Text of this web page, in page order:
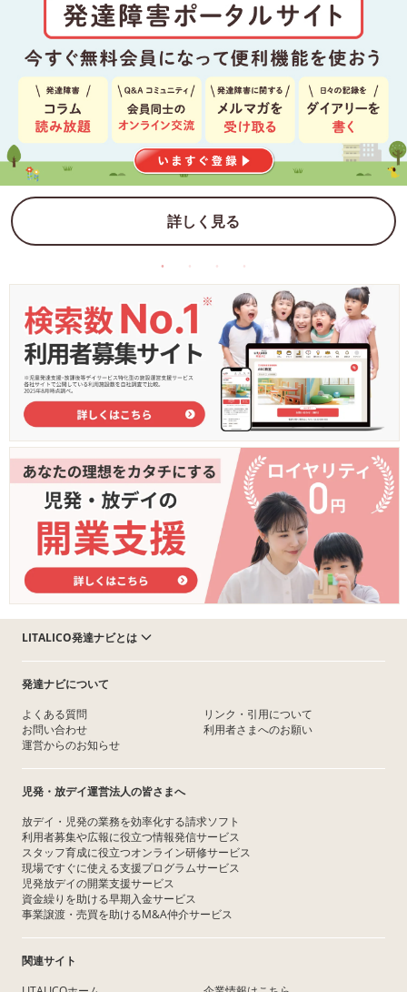
詳しく見る
LITALICO発達ナビとは
発達ナビについて
よくある質問
お問い合わせ
運営からのお知らせ
リンク・引用について
利用者さまへのお願い
児発・放デイ運営法人の皆さまへ
放デイ・児発の業務を効率化する請求ソフト
利用者募集や広報に役立つ情報発信サービス
スタッフ育成に役立つオンライン研修サービス
現場ですぐに使える支援プログラムサービス
児発放デイの開業支援サービス
資金繰りを助ける早期入金サービス
事業譲渡・売買を助けるM&A仲介サービス
関連サイト